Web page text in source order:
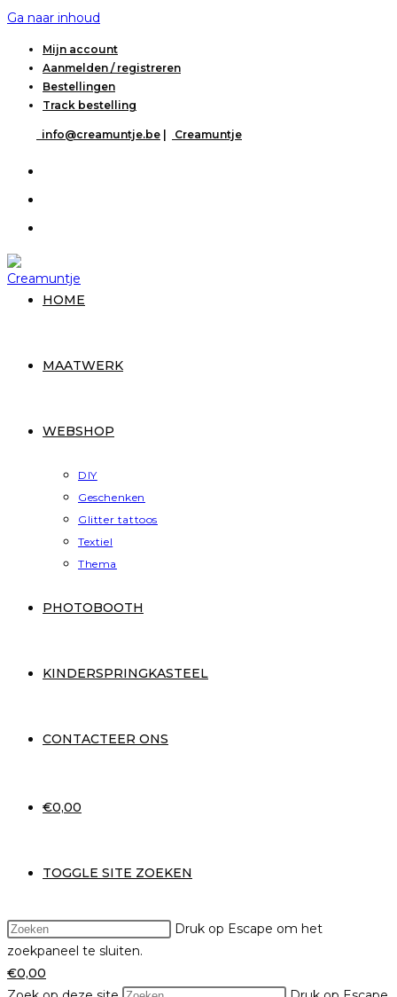
Ga naar inhoud
Mijn account
Aanmelden / registreren
Bestellingen
Track bestelling
info@creamuntje.be Creamuntje
HOME
MAATWERK
WEBSHOP
DIY
Geschenken
Glitter tattoos
Textiel
Thema
PHOTOBOOTH
KINDERSPRINGKASTEEL
CONTACTEER ONS
€0,00
TOGGLE SITE ZOEKEN
Druk op Escape om het
zoekpaneel te sluiten.
€0,00